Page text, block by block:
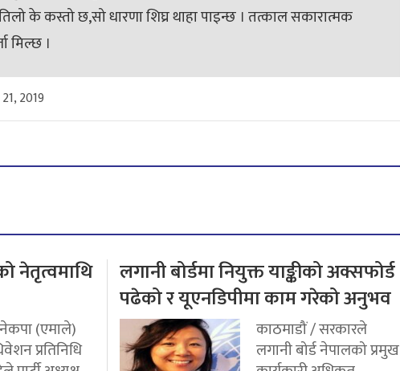
के कस्तो छ,सो धारणा शिघ्र थाहा पाइन्छ । तत्काल सकारात्मक
मिल्छ ।
2019
नेतृत्वमाथि
(एमाले)
प्रतिनिधि
लगानी बोर्डमा नियुक्त याङ्कीको अक्सफोर्ड
पढेको र यूएनडिपीमा काम गरेको अनुभव
काठमाडौं / सरकारले
लगानी बोर्ड नेपालको प्रमुख